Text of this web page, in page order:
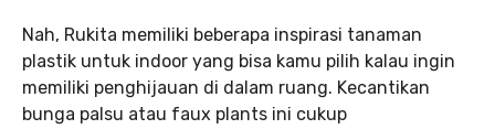
Nah, Rukita memiliki beberapa inspirasi tanaman
plastik untuk indoor yang bisa kamu pilih kalau ingin
memiliki penghijauan di dalam ruang. Kecantikan
bunga palsu atau faux plants ini cukup